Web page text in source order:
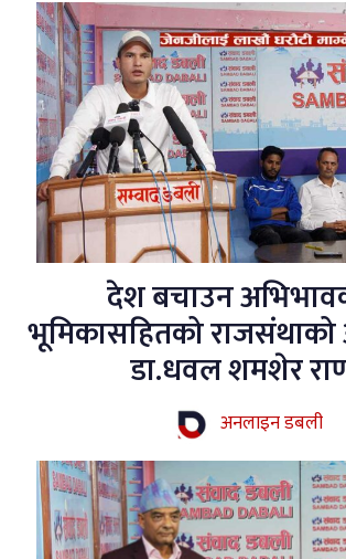
देश बचाउन
भूमिकासहितको राजसंथाको
डा.धवल शमशेर
अनलाइन डबली